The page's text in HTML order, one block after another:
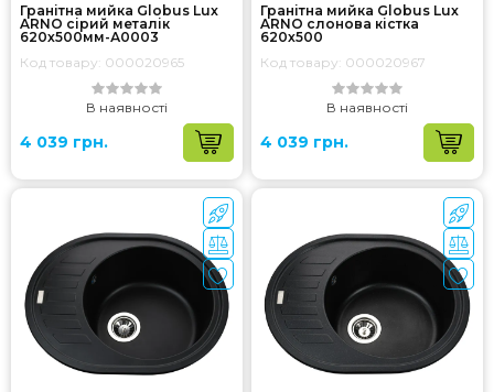
Гранітна мийка Globus Lux
ARNO сірий металік
620х500мм-А0003
Код товару: 000020965
В наявності
4 039 грн.
Гранітна мийка Globus Lux
ARNO слонова кiстка
620х500
Код товару: 000020967
В наявності
4 039 грн.